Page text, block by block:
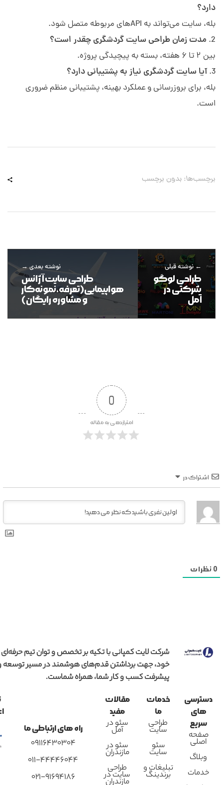
دارد؟
بله، سایت می‌تواند به APIهای مربوطه متصل شود.
مدت زمان طراحی سایت گردشگری چقدر است؟
بین ۲ تا ۶ هفته، بسته به پیچیدگی پروژه.
آیا سایت گردشگری نیاز به پشتیبانی دارد؟
بله، برای بروزرسانی و عملکرد بهینه، پشتیبانی منظم ضروری
است.
برچسب‌ها: بدون برچسب
نوشته قبلی
طراحی لوگو
شرکتی در
آمل
نوشته بعدی
طراحی سایت آژانس
هواپیمایی(تعرفه،نمونه‌کار
و مشاوره رایگان)
0
امتیازدهی به مقاله
اشتراک در
0 نظرات
شرکت لایت کمپانی با تکیه بر تخصص و توان تیم حرفه‌ای
خود، جهت برداشتن قدم‌های هوشمند در مسیر توسعه
پیشرفت کسب و کار شما، همراه شماست.
دسترسی
های
سریع
صفحه
اصلی
وبلاگ
خدمات
خدمات
ما
طراحی
سایت
سئو
سایت
تبلیغات و
برندینگ
مقالات
مفید
سئو در
آمل
سئو در
مازندران
طراحی
سایت در
مازندران
راه های ارتباطی ما
09116430304
011-44446044
021-91694186